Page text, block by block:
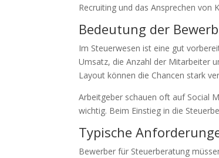
Recruiting und das Ansprechen von
Bedeutung der
Im Steuerwesen ist eine gut
Umsatz, die Anzahl der Mitarbeiter
Layout können die Chancen stark
Arbeitgeber schauen oft auf Social
wichtig. Beim Einstieg in die
Typische
Bewerber für Steuerberatung